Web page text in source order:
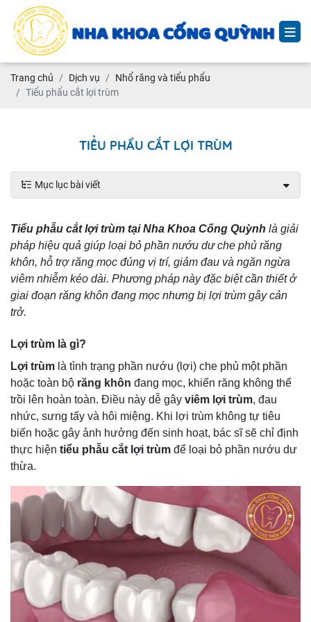
Trang chủ Dịch vụ
Nhổ răng và tiểu phẩu
Tiểu phẩu cắt lợi trùm
TIỂU PHẨU CẮT LỢI TRÙM
Mục lục bài viết
Tiểu phẫu cắt lợi trùm tại Nha Khoa Cống Quỳnh là giải
pháp hiệu quả giúp loại bỏ phần nướu dư che phủ răng
khôn, hỗ trợ răng mọc đúng vị trí, giảm đau và ngăn ngừa
viêm nhiễm kéo dài. Phương pháp này đặc biệt cần thiết ở
giai đoạn răng khôn đang mọc nhưng bị lợi trùm gây cản
trở.
Lợi trùm là gì?
Lợi trùm là tình trạng phần nướu (lợi) che phủ một phần
hoặc toàn bộ răng khôn đang mọc, khiến răng không thể
trồi lên hoàn toàn. Điều này dễ gây viêm lợi trùm, đau
nhức, sưng tấy và hôi miệng. Khi lợi trùm không tự tiêu
biến hoặc gây ảnh hưởng đến sinh hoạt, bác sĩ sẽ chỉ định
thực hiện tiểu phẫu cắt lợi trùm để loại bỏ phần nướu dư
thừa.